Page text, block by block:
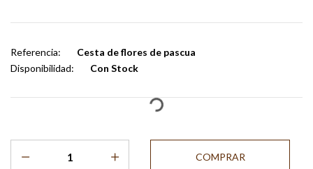
Referencia:
Cesta de flores de pascua
Disponibilidad:
Con Stock